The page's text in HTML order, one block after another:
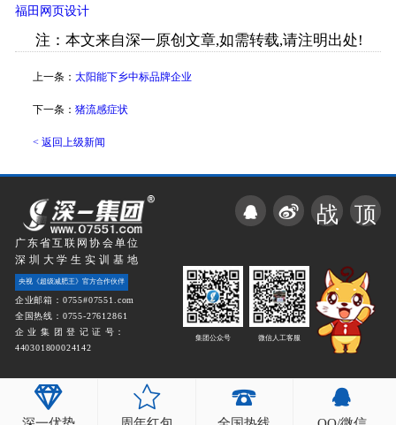
福田网页设计
注：本文来自深一原创文章,如需转载,请注明出处!
上一条： 太阳能下乡中标品牌企业
下一条： 猪流感症状
< 返回上级新闻
广东省互联网协会单位
深圳大学生实训基地
央视《超级减肥王》官方合作伙伴
企业邮箱：0755#07551.com
全国热线：0755-27612861
企 业 集 团 登 记 证 号：
440301800024142
战 顶
集团公众号 微信人工客服